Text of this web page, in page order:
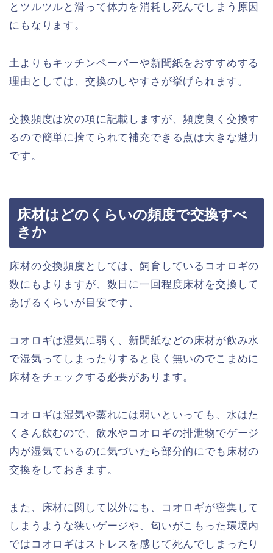
とツルツルと滑って体力を消耗し死んでしまう原因
にもなります。
土よりもキッチンペーパーや新聞紙をおすすめする
理由としては、交換のしやすさが挙げられます。
交換頻度は次の項に記載しますが、頻度良く交換す
るので簡単に捨てられて補充できる点は大きな魅力
です。
床材はどのくらいの頻度で交換すべ
きか
床材の交換頻度としては、飼育しているコオロギの
数にもよりますが、数日に一回程度床材を交換して
あげるくらいが目安です、
コオロギは湿気に弱く、新聞紙などの床材が飲み水
で湿気ってしまったりすると良く無いのでこまめに
床材をチェックする必要があります。
コオロギは湿気や蒸れには弱いといっても、水はた
くさん飲むので、飲水やコオロギの排泄物でゲージ
内が湿気ているのに気づいたら部分的にでも床材の
交換をしておきます。
また、床材に関して以外にも、コオロギが密集して
しまうような狭いゲージや、匂いがこもった環境内
ではコオロギはストレスを感じて死んでしまったり